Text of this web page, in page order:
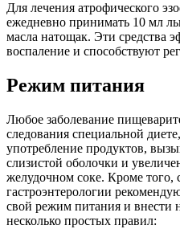
Для лечения атрофического
ежедневно принимать 10 мл
масла натощак. Эти средства
воспаление и способствуют
Режим питания
Любое заболевание
следования специальной
употребление продуктов,
слизистой оболочки и
желудочном соке. Кроме того,
гастроэнтерологии
свой режим питания и внести
несколько простых правил: